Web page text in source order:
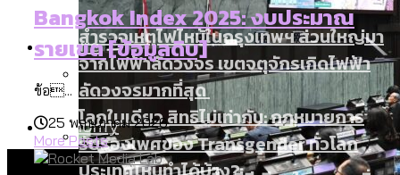
สำรวจเหตุไฟไหม้ในกรุงเทพฯ ส่วนใหญ่มา
จากไฟฟ้าลัดวงจร เขตจตุจักรเกิดไฟฟ้า
ลัดวงจรมากที่สุด
Culture
โลกใบเดียว สิทธิไม่เท่ากัน: กฎหมายการ
รับรองเพศของ Transgender ทั่วโลก
Economy
Bangkok Index 2025: งบประมาณ
รายเขต [ข้อมูลดิบ]
ข้อ...
25 พฤษภาคม 2026
More Posts